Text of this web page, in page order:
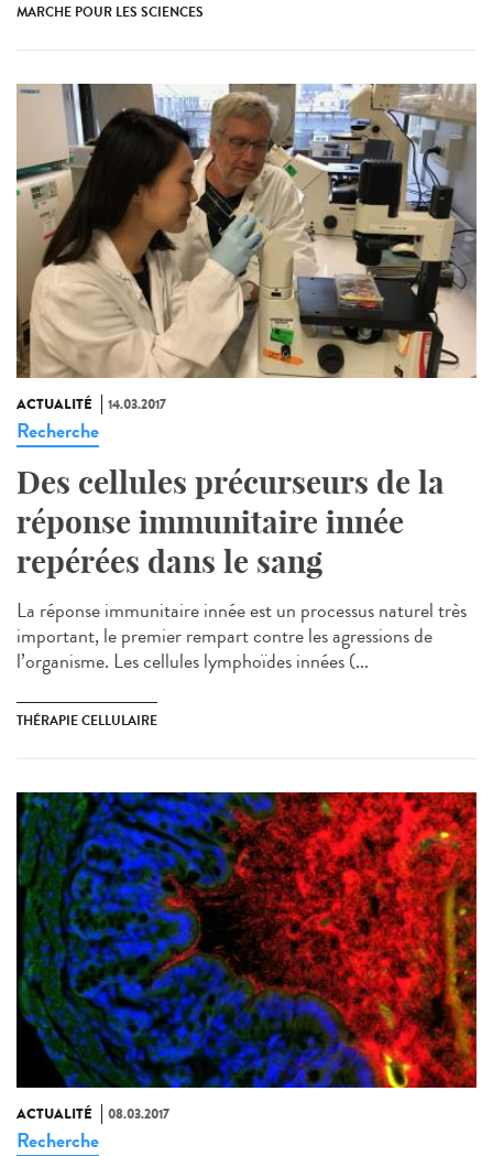
MARCHE POUR LES SCIENCES
ACTUALITÉ 14.03.2017
Recherche
Des cellules précurseurs de la
réponse immunitaire innée
repérées dans le sang
La réponse immunitaire innée est un processus naturel très
important, le premier rempart contre les agressions de
l’organisme. Les cellules lymphoïdes innées (...
THÉRAPIE CELLULAIRE
ACTUALITÉ 08.03.2017
Recherche